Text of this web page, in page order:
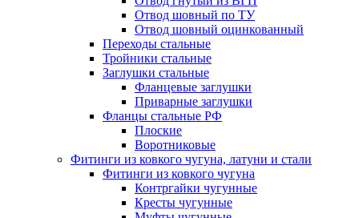
Отвод шовный по ТУ
Отвод шовный оцинкованный
Переходы стальные
Тройники стальные
Заглушки стальные
Фланцевые заглушки
Приварные заглушки
Фланцы стальные РФ
Плоские
Воротниковые
Фитинги из ковкого чугуна, латуни и стали
Фитинги из ковкого чугуна
Контргайки чугунные
Кресты чугунные